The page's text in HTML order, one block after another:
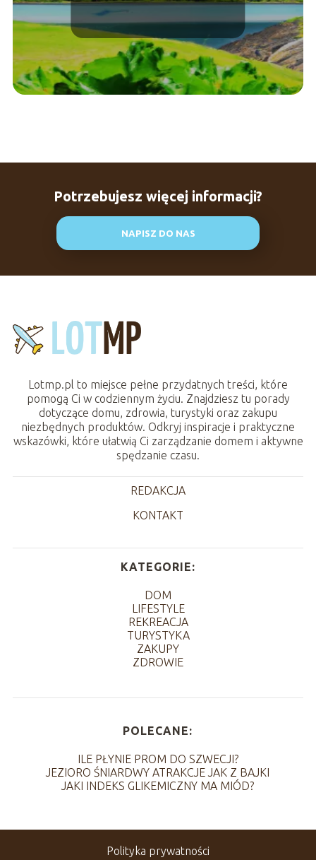
Potrzebujesz więcej informacji?
NAPISZ DO NAS
Lotmp.pl to miejsce pełne przydatnych treści, które
pomogą Ci w codziennym życiu. Znajdziesz tu porady
dotyczące domu, zdrowia, turystyki oraz zakupu
niezbędnych produktów. Odkryj inspiracje i praktyczne
wskazówki, które ułatwią Ci zarządzanie domem i aktywne
spędzanie czasu.
REDAKCJA
KONTAKT
KATEGORIE:
DOM
LIFESTYLE
REKREACJA
TURYSTYKA
ZAKUPY
ZDROWIE
POLECANE:
ILE PŁYNIE PROM DO SZWECJI?
JEZIORO ŚNIARDWY ATRAKCJE JAK Z BAJKI
JAKI INDEKS GLIKEMICZNY MA MIÓD?
Polityka prywatności